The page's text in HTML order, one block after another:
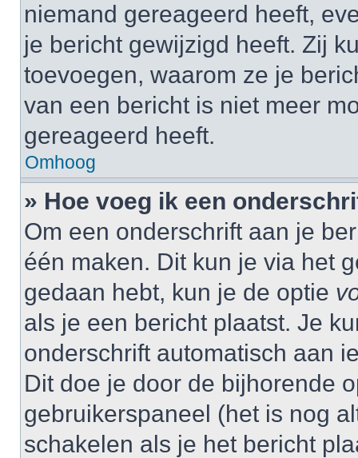
niemand gereageerd heeft,
je bericht gewijzigd heeft. Zij
toevoegen, waarom ze je
van een bericht is niet meer
gereageerd heeft.
Omhoog
» Hoe voeg ik een
Om een onderschrift aan je
één maken. Dit kun je via het
gedaan hebt, kun je de optie
als je een bericht plaatst. Je
onderschrift automatisch aan
Dit doe je door de bijhorende
gebruikerspaneel (het is nog
schakelen als je het bericht